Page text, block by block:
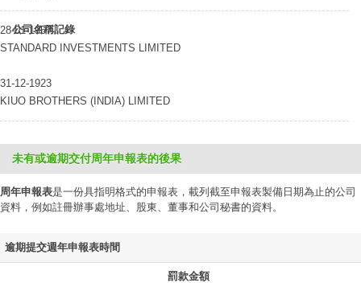
公司名稱記錄
28-01-1957
STANDARD INVESTMENTS LIMITED
31-12-1923
KIUO BROTHERS (INDIA) LIMITED
未有或逾期交付周年申報表的後果
周年申報表是一份具指明格式的申報表，載列截至申報表製備日期為止的公司
資料，例如註冊辦事處地址、股東、董事和公司秘書的資料。
逾期提交週年申報表時間
罰款金額